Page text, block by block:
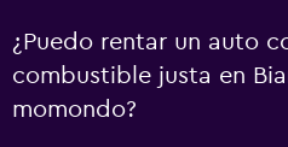
¿Puedo rentar un auto
combustible justa en
momondo?